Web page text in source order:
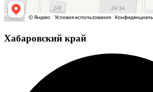
Хабаровский край